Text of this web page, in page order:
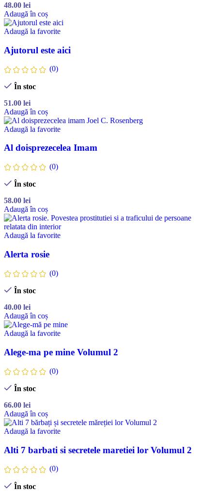
48.00 lei
Adaugă în coș
Adaugă la favorite
Ajutorul este aici
(0)
În stoc
51.00 lei
Adaugă în coș
Adaugă la favorite
Al doisprezecelea Imam
(0)
În stoc
58.00 lei
Adaugă în coș
Adaugă la favorite
Alerta rosie
(0)
În stoc
40.00 lei
Adaugă în coș
Adaugă la favorite
Alege-ma pe mine Volumul 2
(0)
În stoc
66.00 lei
Adaugă în coș
Adaugă la favorite
Alti 7 barbati si secretele maretiei lor Volumul 2
(0)
În stoc